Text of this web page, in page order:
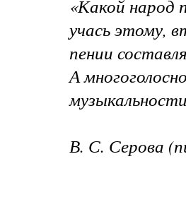
«Какой народ
учась этому,
пении
А
В. С. Серова